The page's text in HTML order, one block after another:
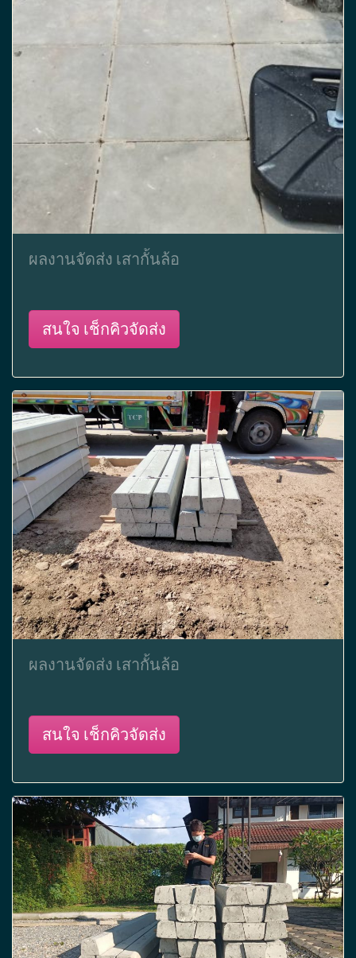
ผลงานจัดส่ง เสากั้นล้อ
สนใจ เช็กคิวจัดส่ง
ผลงานจัดส่ง เสากั้นล้อ
สนใจ เช็กคิวจัดส่ง